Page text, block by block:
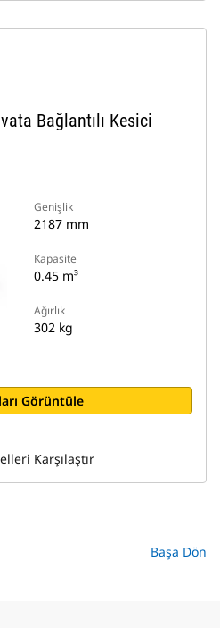
Bağlantılı Kesici
Genişlik
2187 mm
Kapasite
0.45 m³
Ağırlık
302 kg
Görüntüle
Karşılaştır
Başa Dön